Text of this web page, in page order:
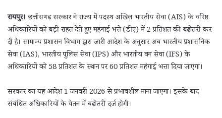
रायपुर।छत्तीसगढ़ सरकार ने राज्य में पदस्थ अखिल भारतीय सेवा (AIS) के वरिष्ठ
अधिकारियों को बड़ी राहत देते हुए महंगाई भत्ते (डीए) में 2 प्रतिशत की बढ़ोतरी कर
दी है। सामान्य प्रशासन विभाग द्वारा जारी आदेश के अनुसार अब भारतीय प्रशासनिक
सेवा (IAS), भारतीय पुलिस सेवा (IPS) और भारतीय वन सेवा (IFS) के
अधिकारियों को 58 प्रतिशत के स्थान पर 60 प्रतिशत महंगाई भत्ता दिया जाएगा।
सरकार का यह आदेश 1 जनवरी 2026 से प्रभावशील माना जाएगा। इसके बाद
संबंधित अधिकारियों के वेतन में बढ़ोतरी दर्ज होगी।